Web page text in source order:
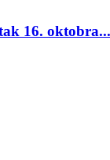
16. oktobra...